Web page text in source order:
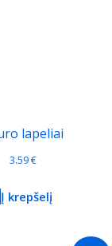
lapeliai
3.59€
Į krepšelį